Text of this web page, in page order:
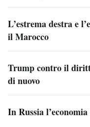
L’estrema destra e
il Marocco
Trump contro il
di nuovo
In Russia